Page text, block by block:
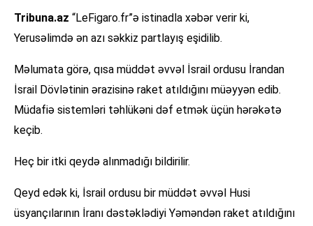
Tribuna.az “LeFigaro.fr”ə istinadla xəbər verir ki,
Yerusəlimdə ən azı səkkiz partlayış eşidilib.
Məlumata görə, qısa müddət əvvəl İsrail ordusu İrandan
İsrail Dövlətinin ərazisinə raket atıldığını müəyyən edib.
Müdafiə sistemləri təhlükəni dəf etmək üçün hərəkətə
keçib.
Heç bir itki qeydə alınmadığı bildirilir.
Qeyd edək ki, İsrail ordusu bir müddət əvvəl Husi
üsyançılarının İranı dəstəklədiyi Yəməndən raket atıldığını